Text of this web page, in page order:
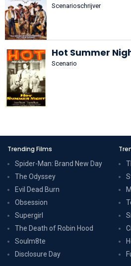
Scenarioschrijver
Hot Summer
Scenario
Trending Films
Spider-Man: Brand New Day
The Odyssey
Evil Dead Burn
Obsession
Supergirl
The Death of Robin Hood
Soulm8te
Disclosure Day